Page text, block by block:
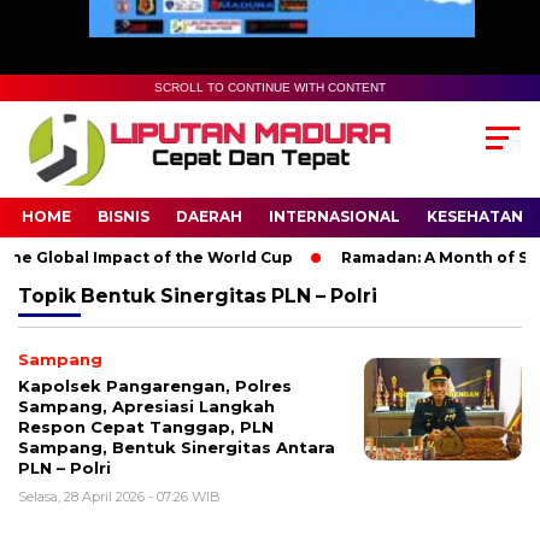
SCROLL TO CONTINUE WITH CONTENT
HOME BISNIS DAERAH INTERNASIONAL KESEHATAN
Global Impact of the World Cup Ramadan: A Month of
Topik Bentuk Sinergitas PLN – Polri
Sampang
Kapolsek Pangarengan, Polres
Sampang, Apresiasi Langkah
Respon Cepat Tanggap, PLN
Sampang, Bentuk Sinergitas Antara
PLN – Polri
Selasa, 28 April 2026 - 07:26 WIB